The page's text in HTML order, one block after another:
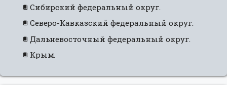
Сибирский федеральный округ.
Северо-Кавказский федеральный округ.
Дальневосточный федеральный округ.
Крым.